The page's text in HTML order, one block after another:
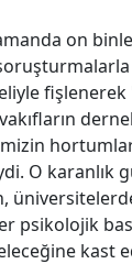
on
fişlenerek
O karanlık
psikolojik
kast